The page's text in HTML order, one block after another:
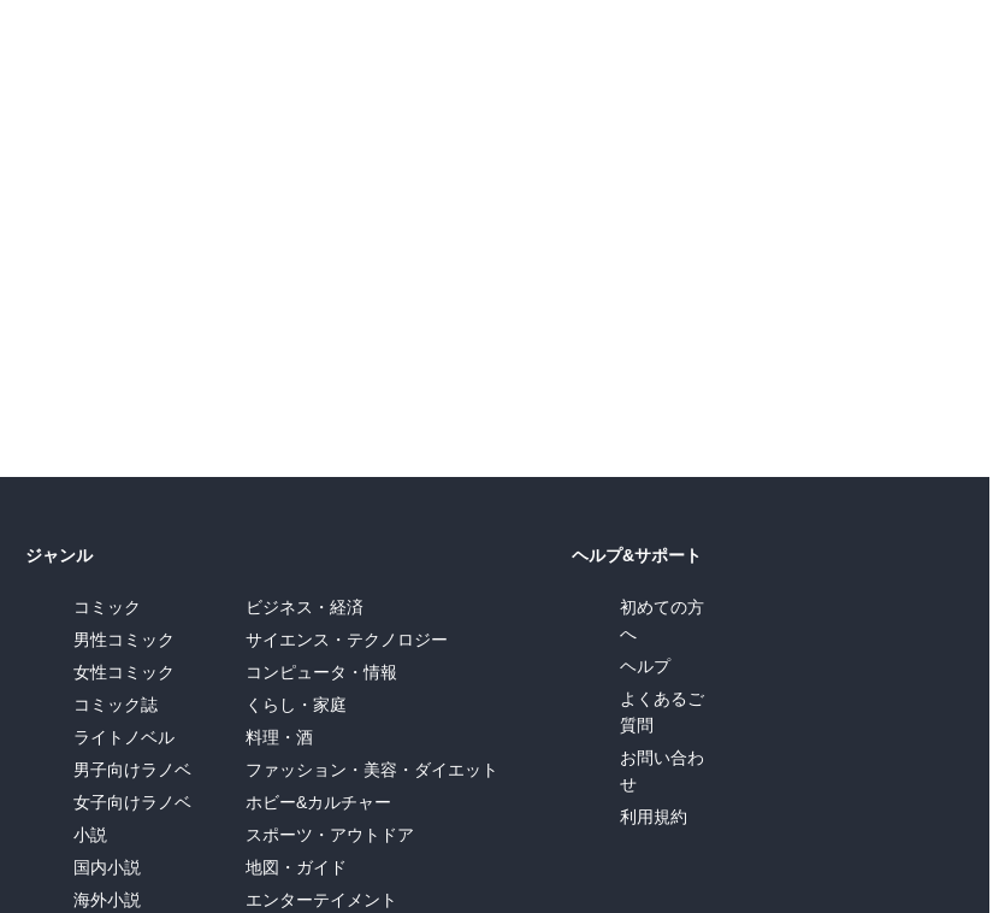
ジャンル
コミック
男性コミック
女性コミック
コミック誌
ライトノベル
男子向けラノベ
女子向けラノベ
小説
国内小説
海外小説
ビジネス・経済
サイエンス・テクノロジー
コンピュータ・情報
くらし・家庭
料理・酒
ファッション・美容・ダイエット
ホビー&カルチャー
スポーツ・アウトドア
地図・ガイド
エンターテイメント
ヘルプ&サポート
初めての方
へ
ヘルプ
よくあるご
質問
お問い合わ
せ
利用規約